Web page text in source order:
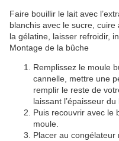
Faire bouillir le lait avec
blanchis avec le sucre,
la gélatine, laisser refroidir,
Montage de la bûche
Remplissez le moule
cannelle, mettre une
remplir le reste de
laissant l’épaisseur du
Puis recouvrir avec le
moule.
Placer au